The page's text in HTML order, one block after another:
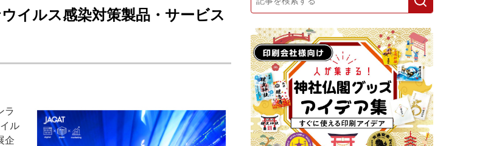
市場・統計 人事・移転・異動・訃報
中古印刷機・製本機特集
2022 検査・校正特集
イルス感染対策製品・サービス
ラ
ル
企